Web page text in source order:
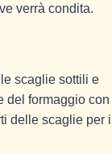
verrà condita.
scaglie sottili e
del formaggio con
delle scaglie per il